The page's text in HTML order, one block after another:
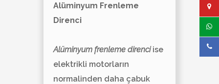
Alüminyum Frenleme
Direnci
Alüminyum frenleme direnciise
elektrikli motorların
normalinden daha çabuk